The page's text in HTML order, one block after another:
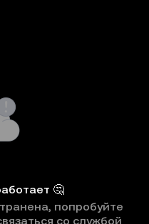
🤔
попробуйте
со службой